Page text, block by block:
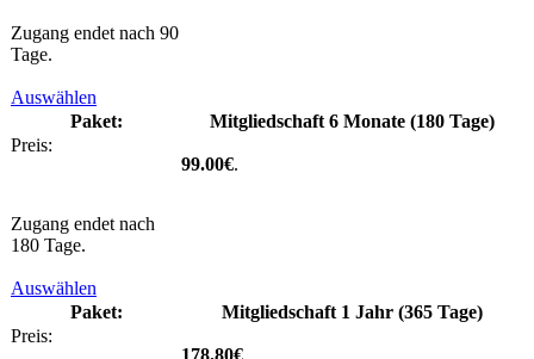
Zugang endet nach 90
Tage.
Auswählen
Mitgliedschaft 6 Monate (180 Tage)
99.00€.
Zugang endet nach
180 Tage.
Auswählen
Mitgliedschaft 1 Jahr (365 Tage)